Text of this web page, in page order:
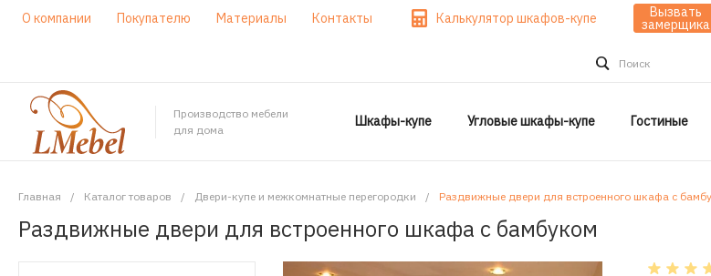
О компании Покупателю Материалы Контакты Калькулятор шкафов-купе Вызвать
замерщика
Поиск
Производство мебели
для дома
Шкафы-купе Угловые шкафы-купе Гостиные
Главная / Каталог товаров / Двери-купе и межкомнатные перегородки / Раздвижные двери для встроенного шкафа с
Раздвижные двери для встроенного шкафа с бамбуком